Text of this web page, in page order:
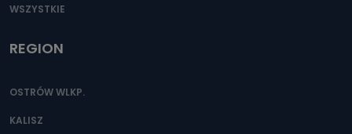
WSZYSTKIE
REGION
OSTRÓW WLKP.
KALISZ